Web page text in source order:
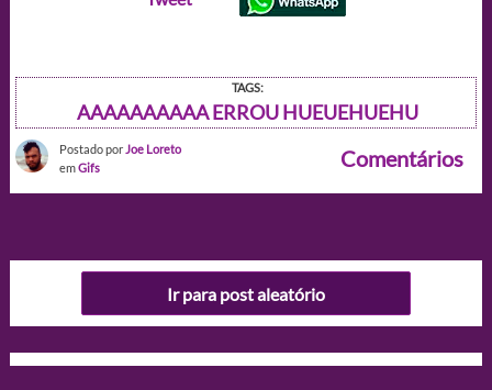
TAGS:
AAAAAAAAAA ERROU HUEUEHUEHU
Postado por Joe Loreto
emGifs Comentários
Ir para post aleatório